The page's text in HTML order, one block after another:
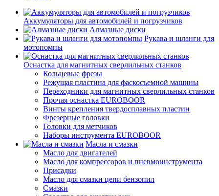
Аккумуляторы для автомобилей и погрузчиков
Алмазные диски
Рукава и шланги для
мотопомпы
Оснастка для магнитных сверлильных станков
Кольцевые фрезы
Режущая пластина для фаскосъемной машины
Переходники для магнитных сверлильных станков
Прочая оснастка EUROBOOR
Винты крепления твердосплавных пластин
Фрезерные головки
Головки для метчиков
Наборы инструмента EUROBOOR
Масла и смазки
Масло для двигателей
Масло для компрессоров и пневмоинструмента
Присадки
Масло для смазки цепи бензопил
Смазки